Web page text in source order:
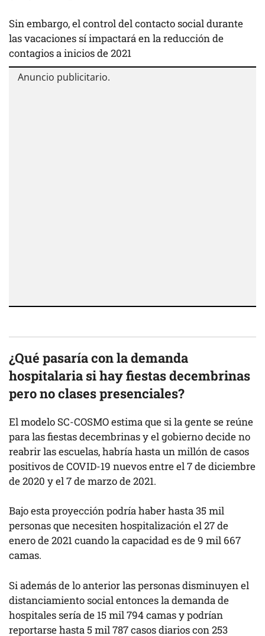
Sin embargo, el control del contacto social durante
las vacaciones sí impactará en la reducción de
contagios a inicios de 2021
¿Qué pasaría con la demanda
hospitalaria si hay fiestas decembrinas
pero no clases presenciales?
El modelo SC-COSMO estima que si la gente se reúne
para las fiestas decembrinas y el gobierno decide no
reabrir las escuelas, habría hasta un millón de casos
positivos de COVID-19 nuevos entre el 7 de diciembre
de 2020 y el 7 de marzo de 2021.
Bajo esta proyección podría haber hasta 35 mil
personas que necesiten hospitalización el 27 de
enero de 2021 cuando la capacidad es de 9 mil 667
camas.
Si además de lo anterior las personas disminuyen el
distanciamiento social entonces la demanda de
hospitales sería de 15 mil 794 camas y podrían
reportarse hasta 5 mil 787 casos diarios con 253